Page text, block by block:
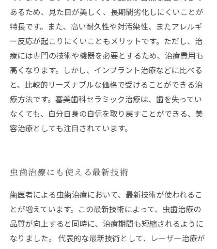
あるため、見た目が美しく、長期間劣化しにくいことが
特長です。また、高い耐久性や対汚染性、またアレルギ
ー反応が起こりにくいこともメリットです。ただし、治
療には専門の技術や機器を必要とするため、治療費用も
高くなります。しかし、インプラント治療などに比べる
と、比較的リーズナブルな価格で受けることができる治
療方法です。審美歯科セラミック治療は、歯を失ってい
なくても、自分自身の自信を取り戻すことができる、美
容治療としても注目されています。
虫歯治療にも使える最新技術
歯医者による虫歯治療において、最新技術が使われるこ
とが増えています。この最新技術によって、虫歯治療の
品質が向上すると同時に、治療期間も短縮されるように
なりました。 代表的な最新技術として、レーザー治療が